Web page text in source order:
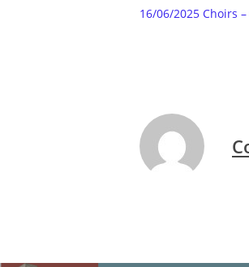
16/06/2025 Choirs